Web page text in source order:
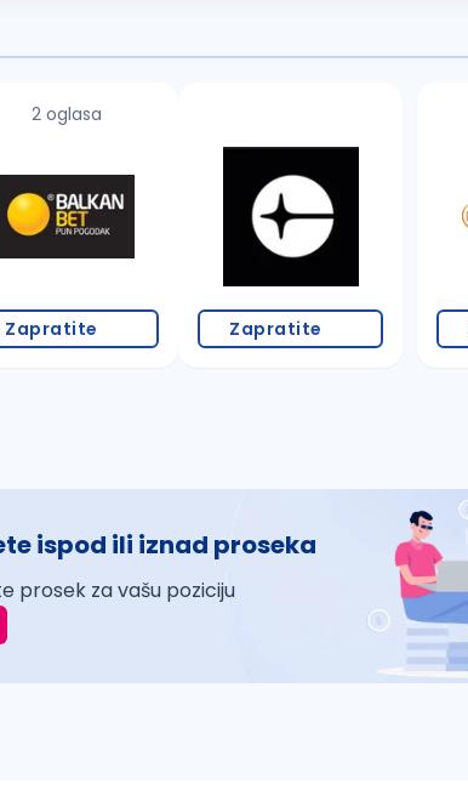
2 oglasa
Zapratite Zapratite
ispod ili iznad proseka
prosek za vašu poziciju